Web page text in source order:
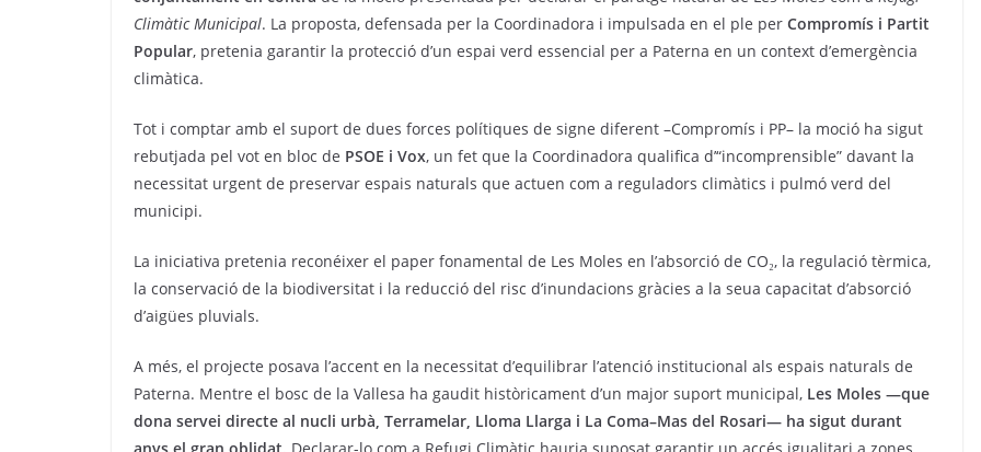
Climàtic Municipal. La proposta, defensada per la Coordinadora i impulsada en el ple per Compromís i Partit
Popular, pretenia garantir la protecció d’un espai verd essencial per a Paterna en un context d’emergència
climàtica.
Tot i comptar amb el suport de dues forces polítiques de signe diferent –Compromís i PP– la moció ha sigut
rebutjada pel vot en bloc de PSOE i Vox, un fet que la Coordinadora qualifica d’“incomprensible” davant la
necessitat urgent de preservar espais naturals que actuen com a reguladors climàtics i pulmó verd del
municipi.
La iniciativa pretenia reconéixer el paper fonamental de Les Moles en l’absorció de CO₂, la regulació tèrmica,
la conservació de la biodiversitat i la reducció del risc d’inundacions gràcies a la seua capacitat d’absorció
d’aigües pluvials.
A més, el projecte posava l’accent en la necessitat d’equilibrar l’atenció institucional als espais naturals de
Paterna. Mentre el bosc de la Vallesa ha gaudit històricament d’un major suport municipal, Les Moles —que
dona servei directe al nucli urbà, Terramelar, Lloma Llarga i La Coma–Mas del Rosari— ha sigut durant